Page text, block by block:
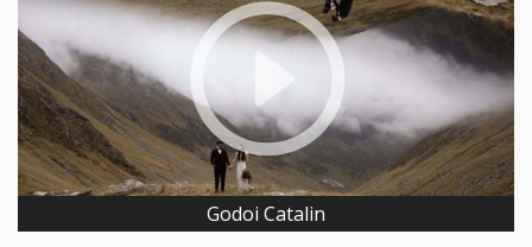
Godoi Catalin